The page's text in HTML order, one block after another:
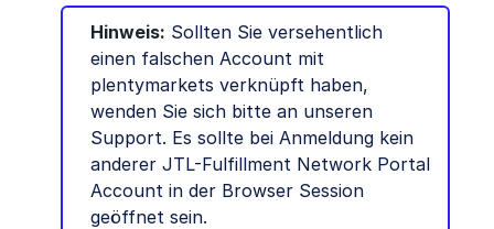
Hinweis: Sollten Sie versehentlich
einen falschen Account mit
plentymarkets verknüpft haben,
wenden Sie sich bitte an unseren
Support. Es sollte bei Anmeldung kein
anderer JTL-Fulfillment Network Portal
Account in der Browser Session
geöffnet sein.